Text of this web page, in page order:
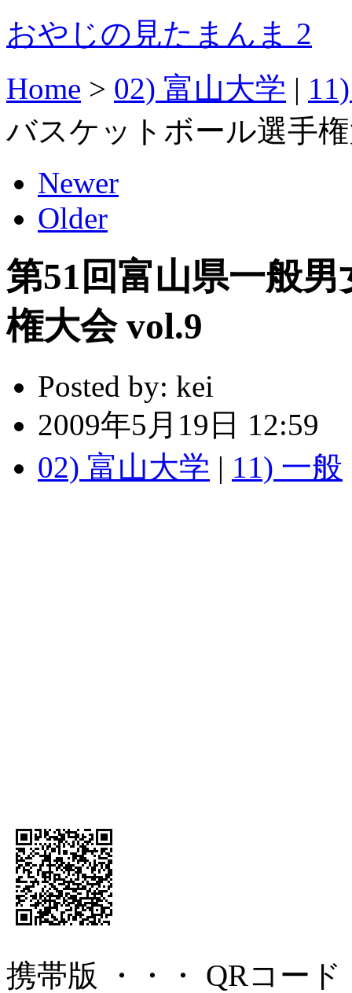
おやじの見たまんま 2
Home > 02) 富山大学 |
バスケットボール選手
Newer
Older
第51回富山県一般
権大会 vol.9
Posted by: kei
2009年5月19日 12:59
02) 富山大学 | 11) 一般
携帯版 ・・・ QRコード